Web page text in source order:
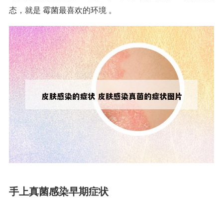
态，就是 霉菌最喜欢的环境 。
手上真菌感染早期症状